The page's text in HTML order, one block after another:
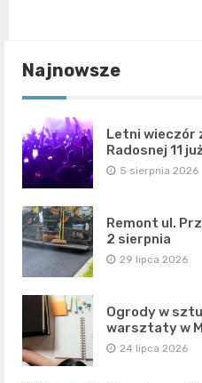
Najnowsze
Letni wieczór
Radosnej 11
5 sierpnia 2026
Remont ul.
2 sierpnia
29 lipca 2026
Ogrody w
warsztaty w
24 lipca 2026